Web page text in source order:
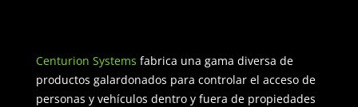
Centurion Systems fabrica una gama diversa de
productos galardonados para controlar el acceso de
personas y vehículos dentro y fuera de propiedades